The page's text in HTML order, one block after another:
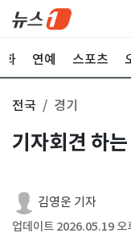
화 연예 스포츠
전국 경기
기자회견 하
김영운 기자
업데이트 2026.05.19 오